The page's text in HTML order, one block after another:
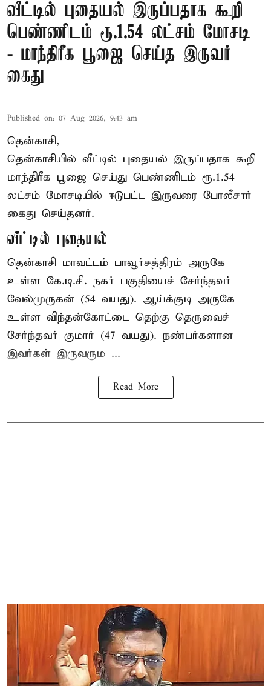
வீட்டில் புதையல் இருப்பதாக கூறி
பெண்ணிடம் ரூ.1.54 லட்சம் மோசடி
- மாந்திரீக பூஜை செய்த இருவர்
கைது
Published on: 07 Aug 2026, 9:43 am
தென்காசி,
தென்காசியில் வீட்டில் புதையல் இருப்பதாக கூறி
மாந்திரீக பூஜை செய்து பெண்ணிடம் ரூ.1.54
லட்சம் மோசடியில் ஈடுபட்ட இருவரை போலீசார்
கைது செய்தனர்.
வீட்டில் புதையல்
தென்காசி மாவட்டம் பாவூர்சத்திரம் அருகே
உள்ள கே.டி.சி. நகர் பகுதியைச் சேர்ந்தவர்
வேல்முருகன் (54 வயது). ஆய்க்குடி அருகே
உள்ள விந்தன்கோட்டை தெற்கு தெருவைச்
சேர்ந்தவர் குமார் (47 வயது). நண்பர்களான
இவர்கள் இருவரும ...
Read More